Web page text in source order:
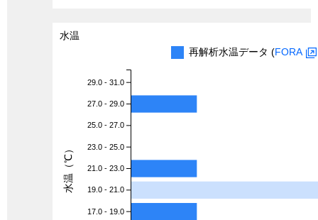
水温
再解析水温データ (FORA
29.0 - 31.0
27.0 - 29.0
25.0 - 27.0
23.0 - 25.0
21.0 - 23.0
19.0 - 21.0
17.0 - 19.0
水温（℃）